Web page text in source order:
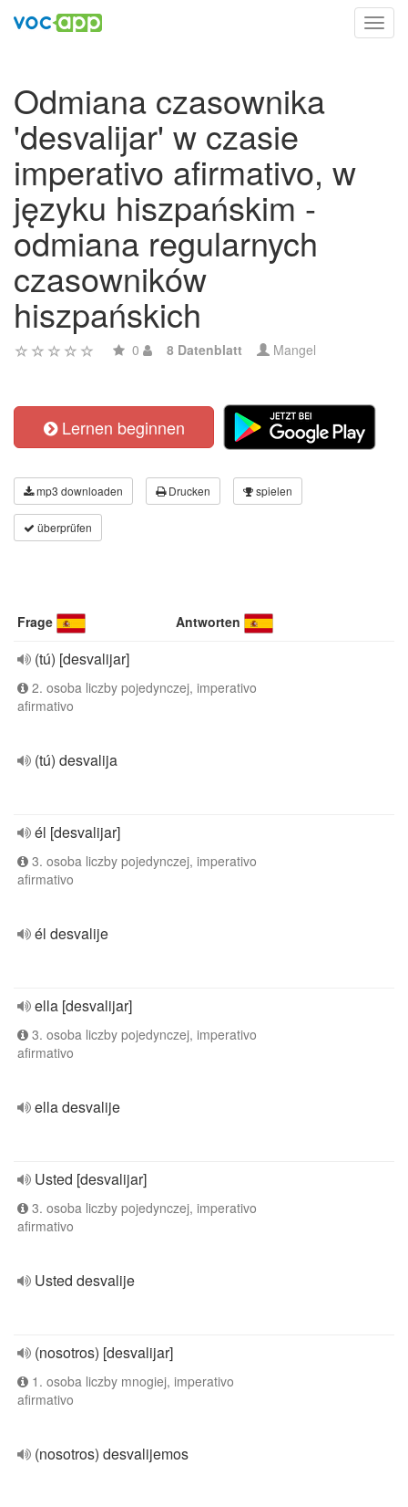
Odmiana czasownika
'desvalijar' w czasie
imperativo afirmativo, w
języku hiszpańskim -
odmiana regularnych
czasowników
hiszpańskich
0 8 Datenblatt Mangel
Lernen beginnen
mp3 downloaden Drucken spielen
überprüfen
Frage Antworten
(tú) [desvalijar]
2. osoba liczby pojedynczej, imperativo
afirmativo
(tú) desvalija
él [desvalijar]
3. osoba liczby pojedynczej, imperativo
afirmativo
él desvalije
ella [desvalijar]
3. osoba liczby pojedynczej, imperativo
afirmativo
ella desvalije
Usted [desvalijar]
3. osoba liczby pojedynczej, imperativo
afirmativo
Usted desvalije
(nosotros) [desvalijar]
1. osoba liczby mnogiej, imperativo
afirmativo
(nosotros) desvalijemos